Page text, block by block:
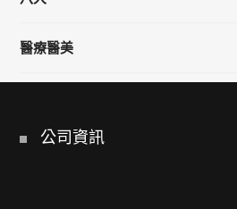
醫療醫美
公司資訊